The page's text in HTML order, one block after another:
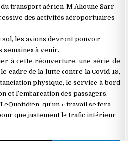
transport aérien, M Alioune Sarr
des activités aéroportuaires
sol, les avions devront pouvoir
à venir.
à cette réouverture, une série de
cadre de la lutte contre la Covid 19,
physique, le service à bord
et l’embarcation des passagers.
qu’un ‹‹ travail se fera
que justement le trafic intérieur